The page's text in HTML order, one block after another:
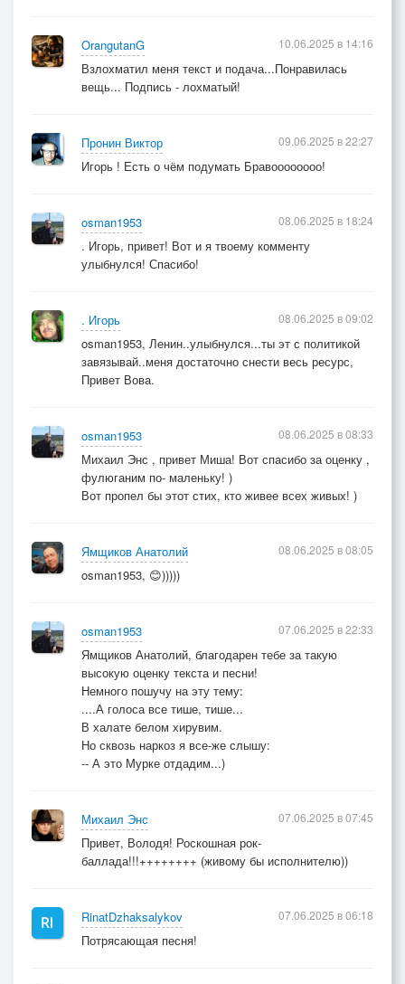
OrangutanG
Взлохматил меня текст и подача...Понравилась
вещь... Подпись - лохматый!
10.06.2025 в 14:16
Пронин Виктор
Игорь ! Есть о чём подумать Бравоооооооо!
09.06.2025 в 22:27
osman1953
. Игорь, привет! Вот и я твоему комменту
улыбнулся! Спасибо!
08.06.2025 в 18:24
. Игорь
osman1953, Ленин..улыбнулся...ты эт с политикой
завязывай..меня достаточно снести весь ресурс,
Привет Вова.
08.06.2025 в 09:02
osman1953
Михаил Энс , привет Миша! Вот спасибо за оценку ,
фулюганим по- маленьку! )
Вот пропел бы этот стих, кто живее всех живых! )
08.06.2025 в 08:33
Ямщиков Анатолий
osman1953, 😊)))))
08.06.2025 в 08:05
osman1953
Ямщиков Анатолий, благодарен тебе за такую
высокую оценку текста и песни!
Немного пошучу на эту тему:
....А голоса все тише, тише...
В халате белом хирувим.
Но сквозь наркоз я все-же слышу:
-- А это Мурке отдадим...)
07.06.2025 в 22:33
Михаил Энс
Привет, Володя! Роскошная рок-
баллада!!!++++++++ (живому бы исполнителю))
07.06.2025 в 07:45
RinatDzhaksalykov
Потрясающая песня!
07.06.2025 в 06:18